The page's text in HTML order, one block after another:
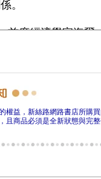
權益，新絲路網路書店所購
且商品必須是全新狀態與完